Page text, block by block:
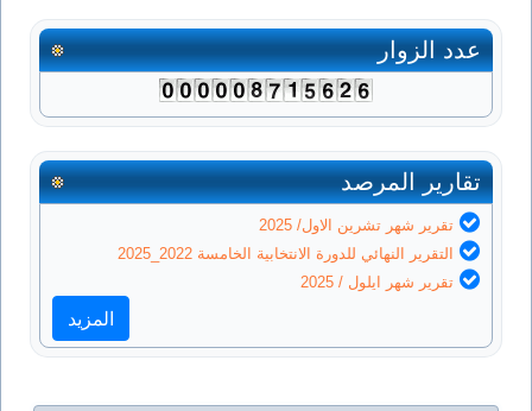
عدد الزوار
تقارير المرصد
تقرير شهر تشرين الاول/ 2025
التقرير النهائي للدورة الانتخابية الخامسة 2022_2025
تقرير شهر ايلول / 2025
المزيد